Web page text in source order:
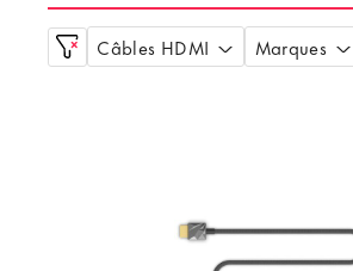
Câbles HDMI Marques